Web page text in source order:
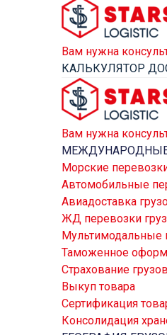
Вам нужна
КАЛЬКУЛЯТОР
Вам нужна
МЕЖДУНАРОДНЫЕ
Морские
Автомобильные
Авиадоставка
ЖД перевозки
Мультимодальные
Таможенное
Страхование грузов
Выкуп товара
Сертификация
Консолидация